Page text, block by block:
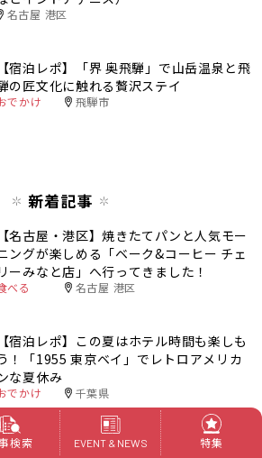
名古屋 港区
【宿泊レポ】「界 奥飛騨」で山岳温泉と飛
の匠文化に触れる贅沢ステイ
でかけ 飛騨市
新着記事
【名古屋・港区】焼きたてパンと人気モー
ングが楽しめる「ベーク&コーヒー チェ
リーみなと店」へ行ってきました！
べる 名古屋 港区
【宿泊レポ】この夏はホテル時間も楽しも
！「1955 東京ベイ」でレトロアメリカ
な夏休み
でかけ 千葉県
実食レポ】3時間待ちの生チーズケーキ
検索 EVENT & NEWS 特集